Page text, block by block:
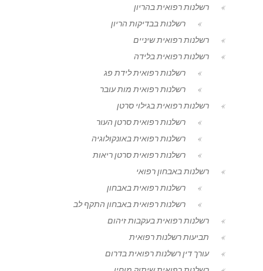
רשלנות רפואית בהריון
רשלנות בבדיקות הריון
רשלנות רפואית שיניים
רשלנות רפואית בלידה
רשלנות רפואית לידת פג
רשלנות רפואית מות עובר
רשלנות רפואית בגילוי סרטן
רשלנות רפואית סרטן העור
רשלנות רפואית באונקולוגיה
רשלנות רפואית סרטן ריאות
רשלנות באבחון רפואי
רשלנות רפואית באבחון
רשלנות רפואית באבחון התקף לב
רשלנות רפואית בעקבות זיהום
תביעות רשלנות רפואית
עורך דין רשלנות רפואית בדרום